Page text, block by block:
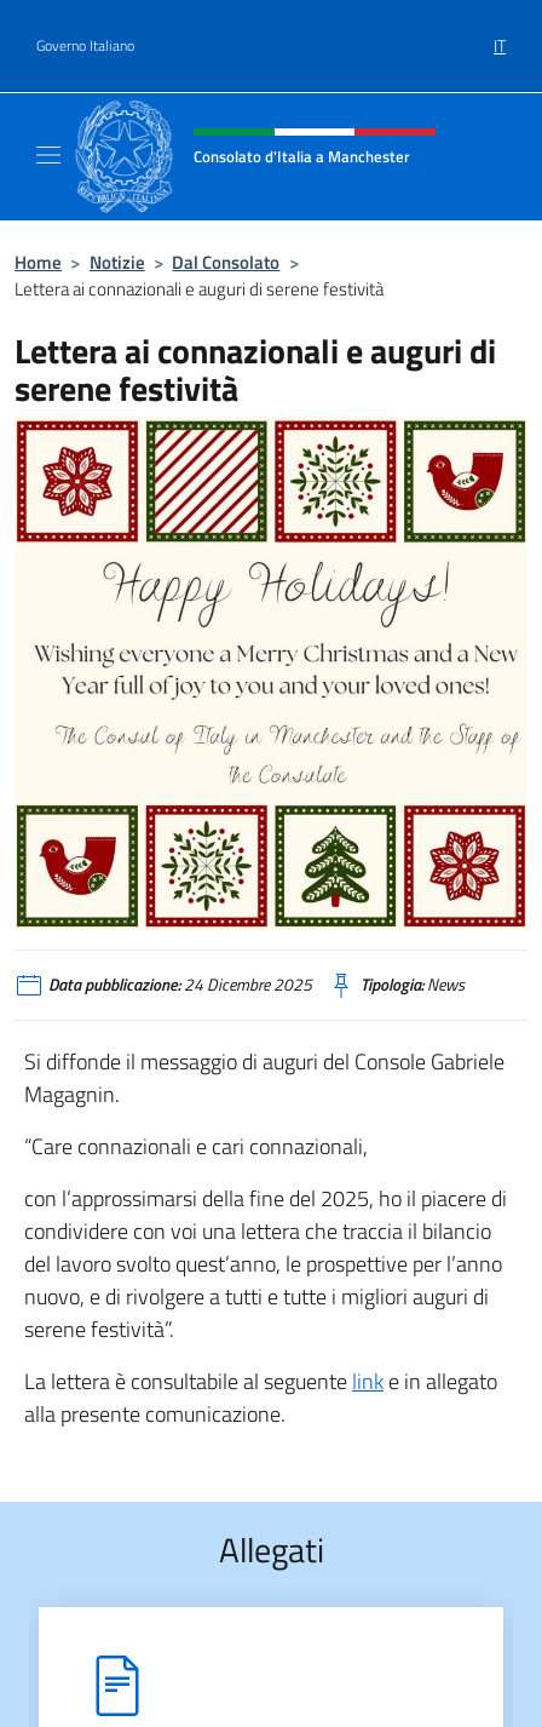
Governo Italiano IT
Intestazione sito, social e menù
Consolato d'Italia a Manchester
Home > Notizie > Dal Consolato >
Lettera ai connazionali e auguri di serene festività
Lettera ai connazionali e auguri di
serene festività
Data pubblicazione:24 Dicembre 2025 Tipologia:News
Si diffonde il messaggio di auguri del Console Gabriele
Magagnin.
“Care connazionali e cari connazionali,
con l’approssimarsi della fine del 2025, ho il piacere di
condividere con voi una lettera che traccia il bilancio
del lavoro svolto quest’anno, le prospettive per l’anno
nuovo, e di rivolgere a tutti e tutte i migliori auguri di
serene festività”.
La lettera è consultabile al seguentelinke in allegato
alla presente comunicazione.
Allegati